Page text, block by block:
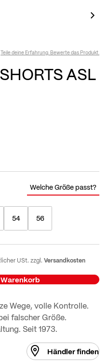
Teile deine Erfahrung. Bewerte das Produkt.
ASL
Welche Größe passt?
54 56
USt. zzgl. Versandkosten
Wege, volle Kontrolle.
falscher Größe.
Seit 1973.
Händler finden